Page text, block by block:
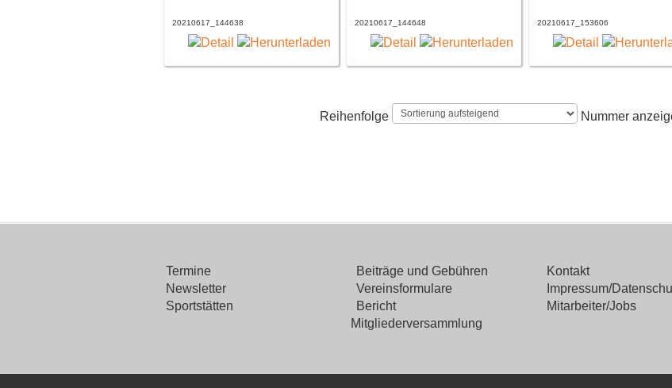
20210617_144638 20210617_144648 20210617_153606
Reihenfolge Nummer
Termine
Newsletter
Sportstätten
Beiträge und Gebühren
Vereinsformulare
Bericht
Mitgliederversammlung
Kontakt
Impressum/
Mitarbeiter/Jobs